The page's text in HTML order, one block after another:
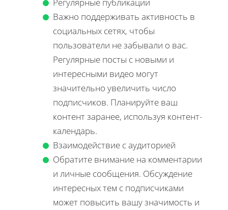
Важно поддерживать активность в
социальных сетях, чтобы
пользователи не забывали о вас.
Регулярные посты с новыми и
интересными видео могут
значительно увеличить число
подписчиков. Планируйте ваш
контент заранее, используя контент-
календарь.
Взаимодействие с аудиторией
Обратите внимание на комментарии
и личные сообщения. Обсуждение
интересных тем с подписчиками
может повысить вашу значимость и